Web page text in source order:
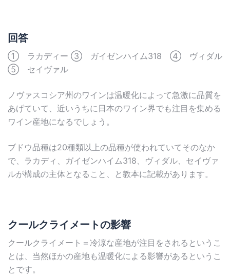
回答
① ラカディー ③ ガイゼンハイム318 ④ ヴィダル
⑤ セイヴァル
ノヴァスコシア州のワインは温暖化によって急激に品質を
あげていて、近いうちに日本のワイン界でも注目を集める
ワイン産地になるでしょう。
ブドウ品種は20種類以上の品種が使われていてそのなか
で、ラカディ、ガイゼンハイム318、ヴィダル、セイヴァ
ルが構成の主体となること、と教本に記載があります。
クールクライメートの影響
クールクライメート＝冷涼な産地が注目をされるというこ
とは、当然ほかの産地も温暖化による影響があるというこ
とです。